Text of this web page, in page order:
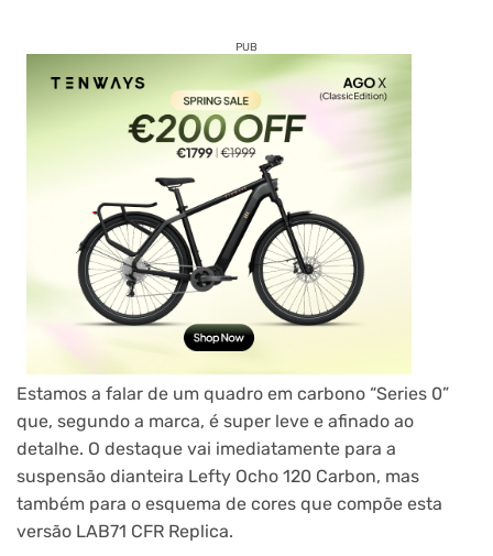
PUB
Estamos a falar de um quadro em carbono “Series 0”
que, segundo a marca, é super leve e afinado ao
detalhe. O destaque vai imediatamente para a
suspensão dianteira Lefty Ocho 120 Carbon, mas
também para o esquema de cores que compõe esta
versão LAB71 CFR Replica.